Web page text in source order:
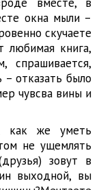
окна мыли –
скучаете
любимая книга,
спрашивается,
– отказать было
чувсва вины и
как же уметь
не ущемлять
зовут в
выходной, вы